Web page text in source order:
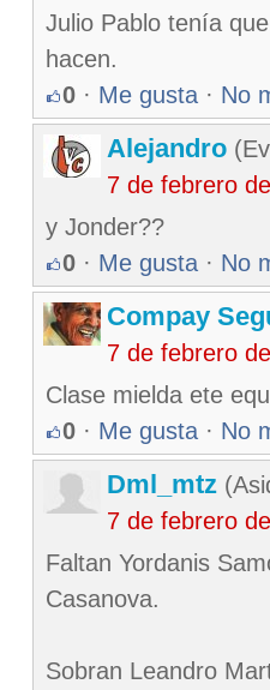
Julio Pablo tenía
hacen.
0 · Me gusta · No
Alejandro
7 de febrero
y Jonder??
0 · Me gusta · No
Compay
7 de febrero
Clase mielda ete
0 · Me gusta · No
Dml_mtz
7 de febrero
Faltan Yordanis
Casanova.
Sobran Leandro